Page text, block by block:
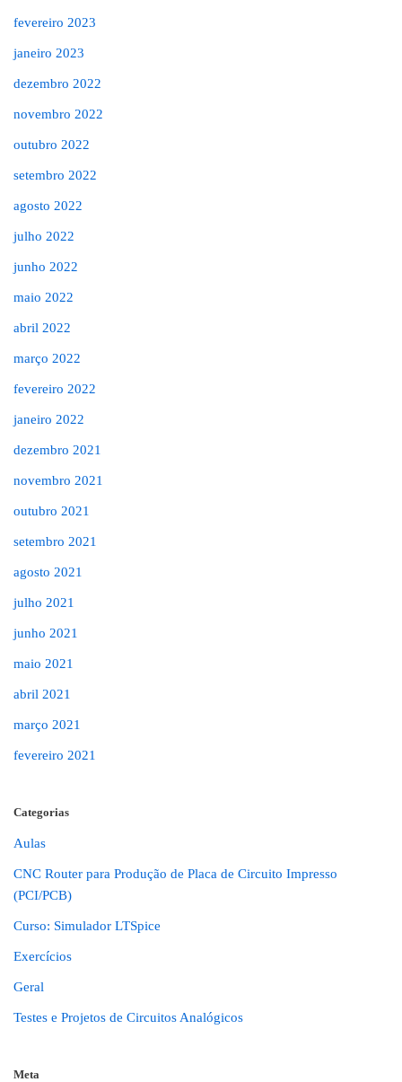
fevereiro 2023
janeiro 2023
dezembro 2022
novembro 2022
outubro 2022
setembro 2022
agosto 2022
julho 2022
junho 2022
maio 2022
abril 2022
março 2022
fevereiro 2022
janeiro 2022
dezembro 2021
novembro 2021
outubro 2021
setembro 2021
agosto 2021
julho 2021
junho 2021
maio 2021
abril 2021
março 2021
fevereiro 2021
Categorias
Aulas
CNC Router para Produção de Placa de Circuito Impresso
(PCI/PCB)
Curso: Simulador LTSpice
Exercícios
Geral
Testes e Projetos de Circuitos Analógicos
Meta